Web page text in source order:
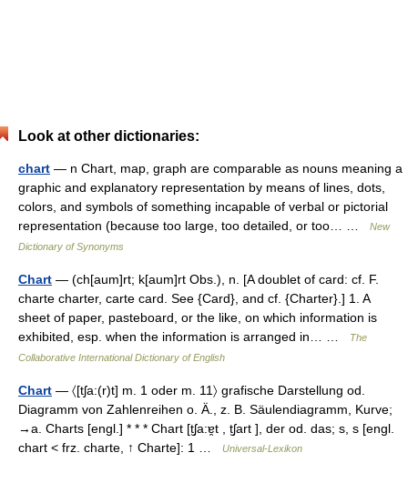
Look at other dictionaries:
chart — n Chart, map, graph are comparable as nouns meaning a
graphic and explanatory representation by means of lines, dots,
colors, and symbols of something incapable of verbal or pictorial
representation (because too large, too detailed, or too… …
New
Dictionary of Synonyms
Chart — (ch[aum]rt; k[aum]rt Obs.), n. [A doublet of card: cf. F.
charte charter, carte card. See {Card}, and cf. {Charter}.] 1. A
sheet of paper, pasteboard, or the like, on which information is
exhibited, esp. when the information is arranged in… …
The
Collaborative International Dictionary of English
Chart — 〈[tʃa:(r)t] m. 1 oder m. 11〉 grafische Darstellung od.
Diagramm von Zahlenreihen o. Ä., z. B. Säulendiagramm, Kurve;
→a. Charts [engl.] * * * Chart [t̮ʃa:ɐ̯t , t̮ʃart ], der od. das; s, s [engl.
chart < frz. charte, ↑ Charte]: 1 …
Universal-Lexikon